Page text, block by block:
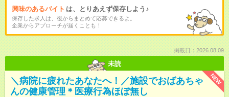
興味のあるバイト は、とりあえず保存しよう♪
保存した求人は、後からまとめて応募できるよ。
企業からアプローチが届くことも！
掲載日：2026.08.09
未読
NEW
＼病院に疲れたあなたへ！／施設でおばあちゃ
んの健康管理＊医療行為ほぼ無し